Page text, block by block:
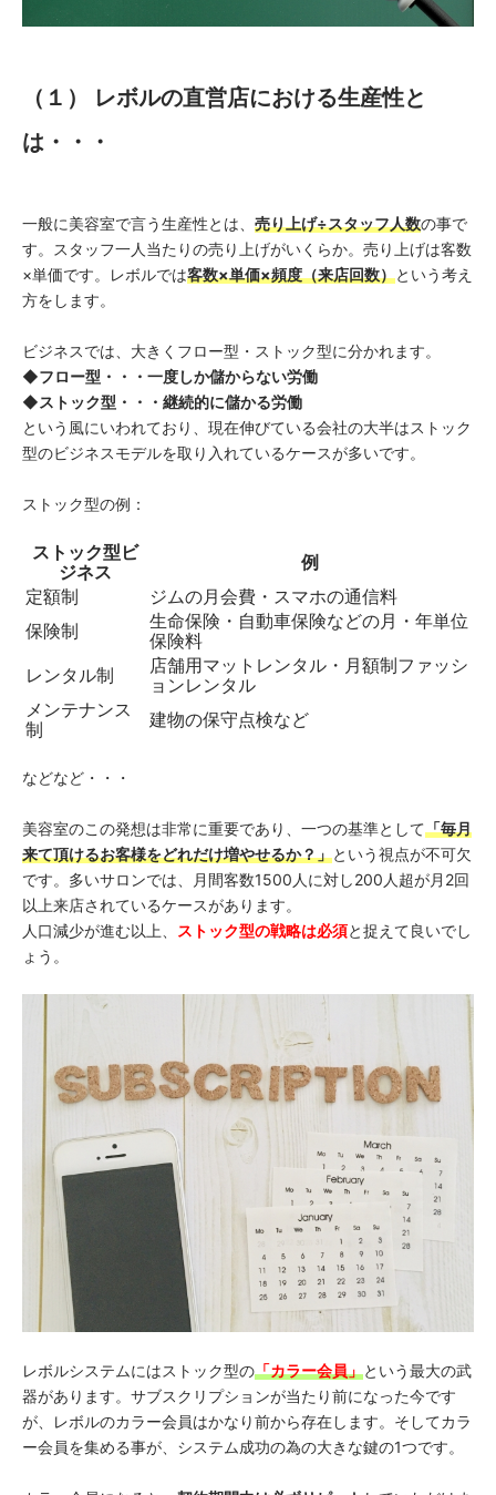
（１） レボルの直営店における生産性と
は・・・
一般に美容室で言う生産性とは、 売り上げ÷スタッフ人数の事で
す。スタッフ一人当たりの売り上げがいくらか。売り上げは客数
×単価です。レボルでは客数×単価×頻度（来店回数）という考え
方をします。
ビジネスでは、大きくフロー型・ストック型に分かれます。
◆フロー型・・・一度しか儲からない労働
◆ストック型・・・継続的に儲かる労働
という風にいわれており、現在伸びている会社の大半はストック
型のビジネスモデルを取り入れているケースが多いです。
ストック型の例：
ストック型ビ
ジネス
例
定額制
ジムの月会費・スマホの通信料
保険制
生命保険・自動車保険などの月・年単位
保険料
レンタル制
店舗用マットレンタル・月額制ファッシ
ョンレンタル
メンテナンス
制
建物の保守点検など
などなど・・・
美容室のこの発想は非常に重要であり、一つの基準として「毎月
来て頂けるお客様をどれだけ増やせるか？」という視点が不可欠
です。多いサロンでは、月間客数1500人に対し200人超が月2回
以上来店されているケースがあります。
人口減少が進む以上、
ストック型の戦略は必須と捉えて良いでし
ょう。
レボルシステムにはストック型の「カラー会員」という最大の武
器があります。サブスクリプションが当たり前になった今です
が、レボルのカラー会員はかなり前から存在します。そしてカラ
ー会員を集める事が、システム成功の為の大きな鍵の1つです。